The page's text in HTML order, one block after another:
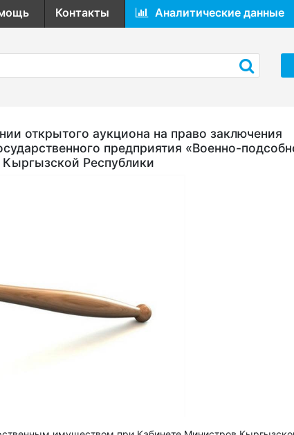
Контакты Аналитические данные
открытого аукциона на право заключения
предприятия «Военно-
Республики